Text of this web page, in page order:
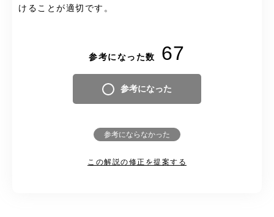
けることが適切です。
参考になった数 67
参考になった
参考にならなかった
この解説の修正を提案する